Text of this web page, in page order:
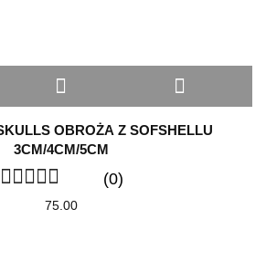
OBROŻA Z SOFSHELLU
3CM/4CM/5CM
(0)
75.00